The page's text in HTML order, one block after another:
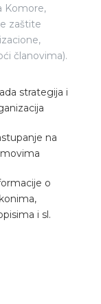
Komore,
zaštite
članovima).
strategija i
na
o
i sl.